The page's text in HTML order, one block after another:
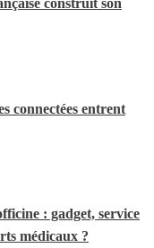
construit son
connectées entrent
: gadget, service
médicaux ?